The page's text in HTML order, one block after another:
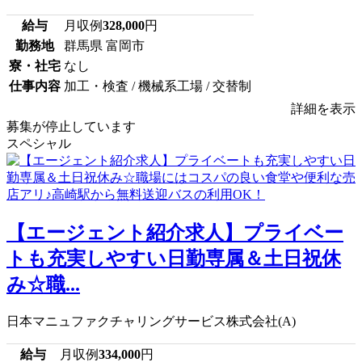
給与 月収例328,000円
勤務地
群馬県 富岡市
寮・社宅 なし
仕事内容 加工・検査 / 機械系工場 / 交替制
詳細を表示
募集が停止しています
スペシャル
【エージェント紹介求人】プライベー
トも充実しやすい日勤専属＆土日祝休
み☆職...
日本マニュファクチャリングサービス株式会社(A)
給与 月収例334,000円